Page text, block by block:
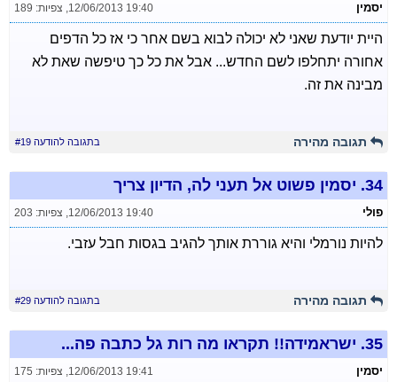
יסמין 12/06/2013 19:40
, צפיות: 189
היית יודעת שאני לא יכולה לבוא בשם אחר כי אז כל הדפים
אחורה יתחלפו לשם החדש... אבל את כל כך טיפשה שאת לא
מבינה את זה.
תגובה מהירה בתגובה להודעה #19
34. יסמין פשוט אל תעני לה, הדיון צריך
פולי 12/06/2013 19:40
, צפיות: 203
להיות נורמלי והיא גוררת אותך להגיב בגסות חבל עזבי.
תגובה מהירה בתגובה להודעה #29
35. ישראמידה!! תקראו מה רות גל כתבה פה...
יסמין 12/06/2013 19:41
, צפיות: 175